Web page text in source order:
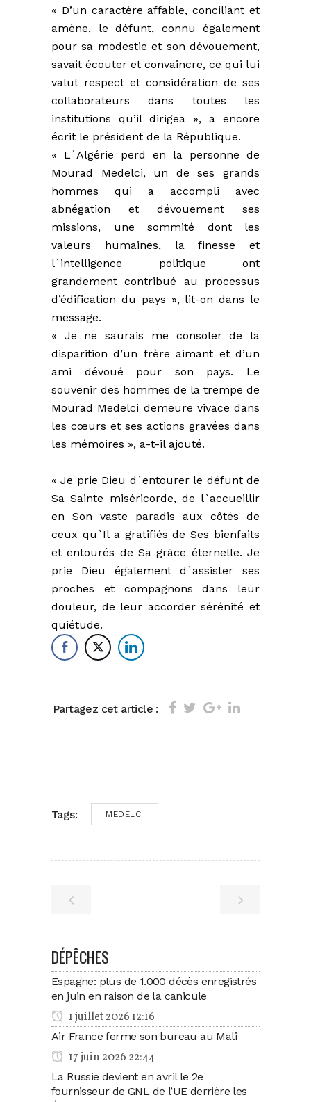
« D’un caractère affable, conciliant et
amène, le défunt, connu également
pour sa modestie et son dévouement,
savait écouter et convaincre, ce qui lui
valut respect et considération de ses
collaborateurs dans toutes les
institutions qu’il dirigea », a encore
écrit le président de la République.
« L`Algérie perd en la personne de
Mourad Medelci, un de ses grands
hommes qui a accompli avec
abnégation et dévouement ses
missions, une sommité dont les
valeurs humaines, la finesse et
l`intelligence politique ont
grandement contribué au processus
d’édification du pays », lit-on dans le
message.
« Je ne saurais me consoler de la
disparition d’un frère aimant et d’un
ami dévoué pour son pays. Le
souvenir des hommes de la trempe de
Mourad Medelci demeure vivace dans
les cœurs et ses actions gravées dans
les mémoires », a-t-il ajouté.
« Je prie Dieu d`entourer le défunt de
Sa Sainte miséricorde, de l`accueillir
en Son vaste paradis aux côtés de
ceux qu`Il a gratifiés de Ses bienfaits
et entourés de Sa grâce éternelle. Je
prie Dieu également d`assister ses
proches et compagnons dans leur
douleur, de leur accorder sérénité et
quiétude.
Partagez cet article :
Tags: MEDELCI
DÉPÊCHES
Espagne: plus de 1.000 décès enregistrés
en juin en raison de la canicule
1 juillet 2026 12:16
Air France ferme son bureau au Mali
17 juin 2026 22:44
La Russie devient en avril le 2e
fournisseur de GNL de l’UE derrière les